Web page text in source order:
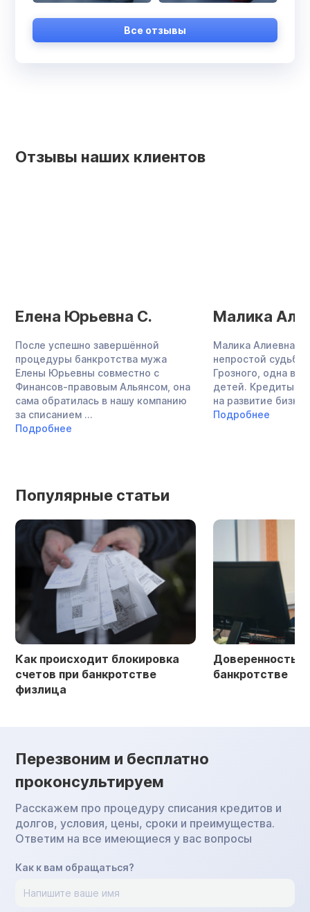
Все отзывы
Отзывы наших клиентов
Елена Юрьевна С.
После успешно завершённой
процедуры банкротства мужа
Елены Юрьевны совместно с
Финансов-правовым Альянсом, она
сама обратилась в нашу компанию
за списанием ...
Подробнее
Малика
Малика Алиевна
непростой
Грозного, одна
детей. Кредиты в
на развитие
Подробнее
Популярные статьи
Как происходит блокировка
счетов при банкротстве
физлица
Доверенность
банкротстве
Перезвоним и бесплатно
проконсультируем
Расскажем про процедуру списания кредитов и
долгов, условия, цены, сроки и преимущества.
Ответим на все имеющиеся у вас вопросы
Как к вам обращаться?